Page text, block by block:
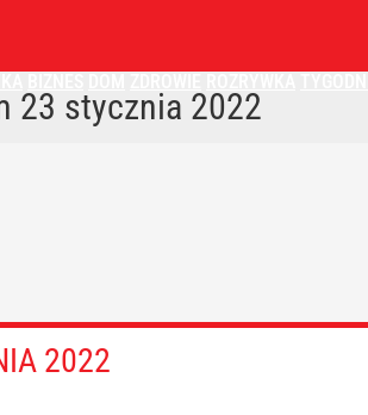
23 stycznia 2022
2022